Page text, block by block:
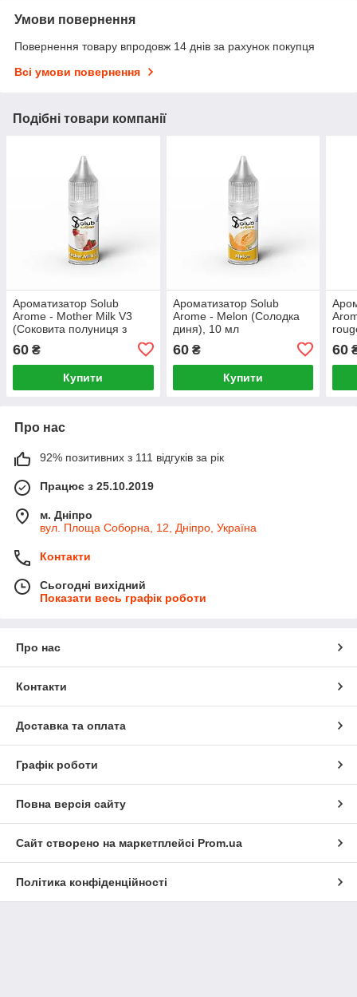
Умови повернення
Повернення товару впродовж 14 днів за рахунок покупця
Всі умови повернення
Подібні товари компанії
Ароматизатор Solub
Arome - Mother Milk V3
(Соковита полуниця з
ванільним морозивом), 10
мл
60 ₴
Купити
Ароматизатор Solub
Arome - Melon (Солодка
диня), 10 мл
60₴
Купити
60
Про нас
92% позитивних з 111 відгуків за рік
Працює з 25.10.2019
м. Дніпро
вул. Площа Соборна, 12, Дніпро, Україна
Контакти
Сьогодні вихідний
Показати весь графік роботи
Про нас
Контакти
Доставка та оплата
Графік роботи
Повна версія сайту
Сайт створено на маркетплейсі Prom.ua
Політика конфіденційності